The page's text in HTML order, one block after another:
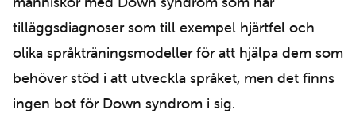
tilläggsdiagnoser som till exempel hjärtfel och
olika språkträningsmodeller för att hjälpa dem som
behöver stöd i att utveckla språket, men det finns
ingen bot för Down syndrom i sig.